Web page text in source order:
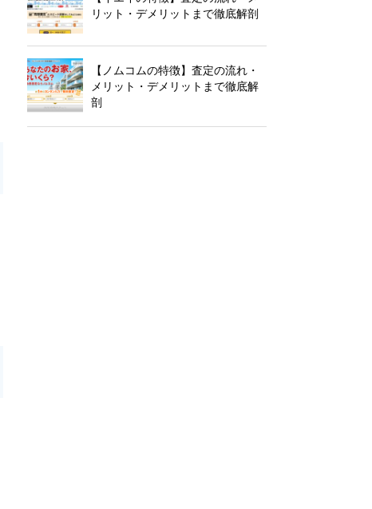
リット・デメリットまで徹底解剖
【ノムコムの特徴】査定の流れ・
メリット・デメリットまで徹底解
剖